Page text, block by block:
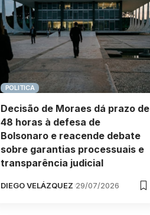
POLITICA
Decisão de Moraes dá prazo de
48 horas à defesa de
Bolsonaro e reacende debate
sobre garantias processuais e
transparência judicial
DIEGO VELÁZQUEZ 29/07/2026